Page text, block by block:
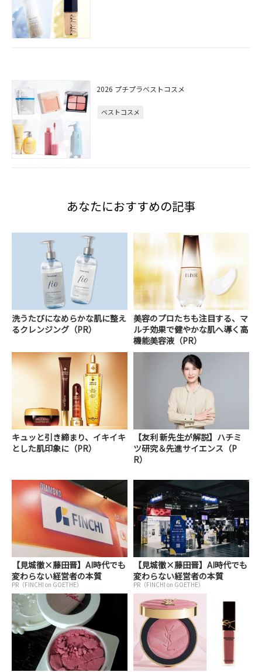
2026 プチプラベストコスメ
ベストコスメ
あなたにおすすめの記事
洗うたびになめらかな肌に整え
るクレンジング（PR）
美容のプロたちも注目する、マ
ルチ効果で健やかな肌へ導く高
機能美容液（PR）
キュッと引き締まり、イキイキ
とした肌印象に（PR）
【友利 新先生が解説】ハチミ
ツ研究＆先進サイエンス（P
R）
【見城徹×藤田晋】AI時代でも
変わらない経営者の本質
PR（FINCHI on GOETHE）
【見城徹×藤田晋】AI時代でも
変わらない経営者の本質
PR（FINCHI on GOETHE）